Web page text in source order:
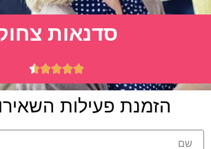
סדנאות





הזמנת פעילות